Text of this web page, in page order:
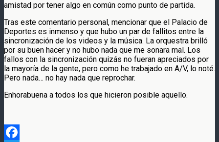
amistad por tener algo en común como punto de partida.
Tras este comentario personal, mencionar que el Palacio de
Deportes es inmenso y que hubo un par de fallitos entre la
sincronización de los videos y la música. La orquestra brilló
por su buen hacer y no hubo nada que me sonara mal. Los
fallos con la sincronización quizás no fueran apreciados por
la mayoría de la gente, pero como he trabajado en A/V, lo noté.
Pero nada… no hay nada que reprochar.
Enhorabuena a todos los que hicieron posible aquello.